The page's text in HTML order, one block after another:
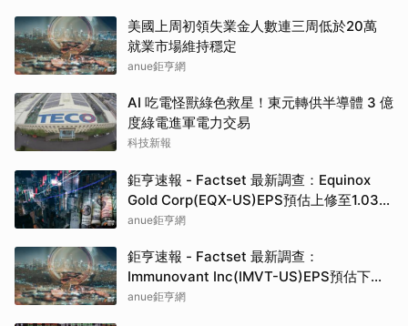
美國上周初領失業金人數連三周低於20萬
就業市場維持穩定
anue鉅亨網
AI 吃電怪獸綠色救星！東元轉供半導體 3 億
度綠電進軍電力交易
科技新報
鉅亨速報 - Factset 最新調查：Equinox
Gold Corp(EQX-US)EPS預估上修至1.03
元，預估目標價為16.03元
anue鉅亨網
鉅亨速報 - Factset 最新調查：
Immunovant Inc(IMVT-US)EPS預估下修
至-2.7元，預估目標價為48.50元
anue鉅亨網